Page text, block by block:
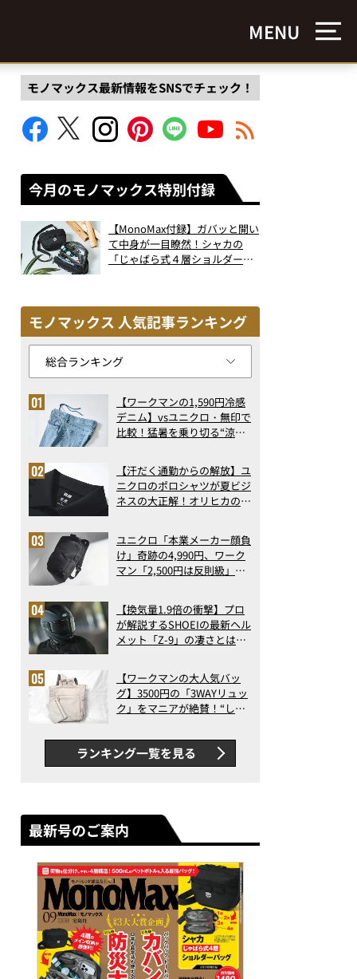
MENU
モノマックス最新情報をSNSでチェック！
今月のモノマックス特別付録
【MonoMax付録】ガバッと開い
て中身が一目瞭然！シャカの
「じゃばら式４層ショルダーバ
モノマックス 人気記事ランキング
【ワークマンの1,590円冷感
デニム】vsユニクロ・無印で
比較！猛暑を乗り切る“涼感
で決定版
【汗だく通勤からの解放】ユ
ニクロのポロシャツが夏ビジ
ネスの大正解！オリヒカの透
アの実力
ユニクロ「本業メーカー顔負
け」奇跡の4,990円、ワーク
マン「2,500円は反則級」凄
ト3】（2026年6月版）
【換気量1.9倍の衝撃】プロ
が解説するSHOEIの最新ヘル
メット「Z-9」の凄さとは？
ス【ワークマンの大人気バッ
グ】3500円の「3WAYリュッ
ク」をマニアが絶賛！“しご
判以上に優秀だった
ランキング一覧を見る
最新号のご案内